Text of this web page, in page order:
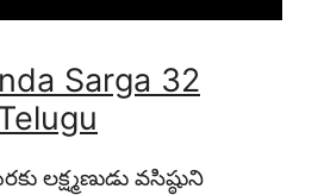
Sarga 32
లక్ష్మణుడు వసిష్ఠుని